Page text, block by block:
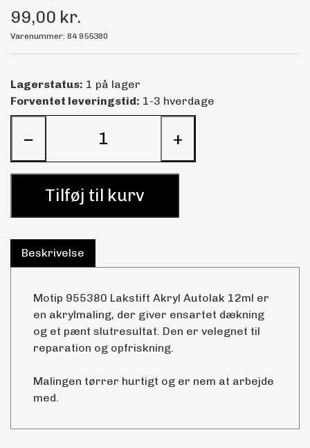
99,00 kr.
Varenummer: 84 955380
Lagerstatus: 1 på lager
Forventet leveringstid: 1-3 hverdage
− +
Tilføj til kurv
Beskrivelse
Motip 955380 Lakstift Akryl Autolak 12ml er
en akrylmaling, der giver ensartet dækning
og et pænt slutresultat. Den er velegnet til
reparation og opfriskning.
Malingen tørrer hurtigt og er nem at arbejde
med.